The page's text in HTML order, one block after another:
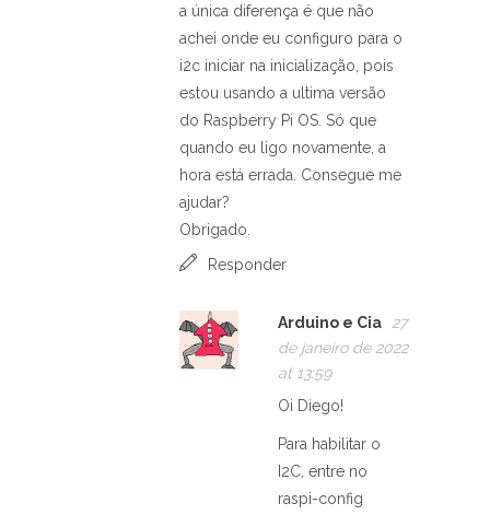
a única diferença é que não
achei onde eu configuro para o
i2c iniciar na inicialização, pois
estou usando a ultima versão
do Raspberry Pi OS. Só que
quando eu ligo novamente, a
hora está errada. Consegue me
ajudar?
Obrigado.
Responder
Arduino e Cia
27
de janeiro de 2022
at 13:59
Oi Diego!
Para habilitar o
I2C, entre no
raspi-config